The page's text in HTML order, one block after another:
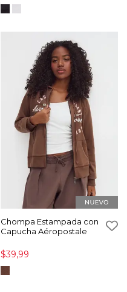
Chompa Estampada con
Capucha Aéropostale
$39,99